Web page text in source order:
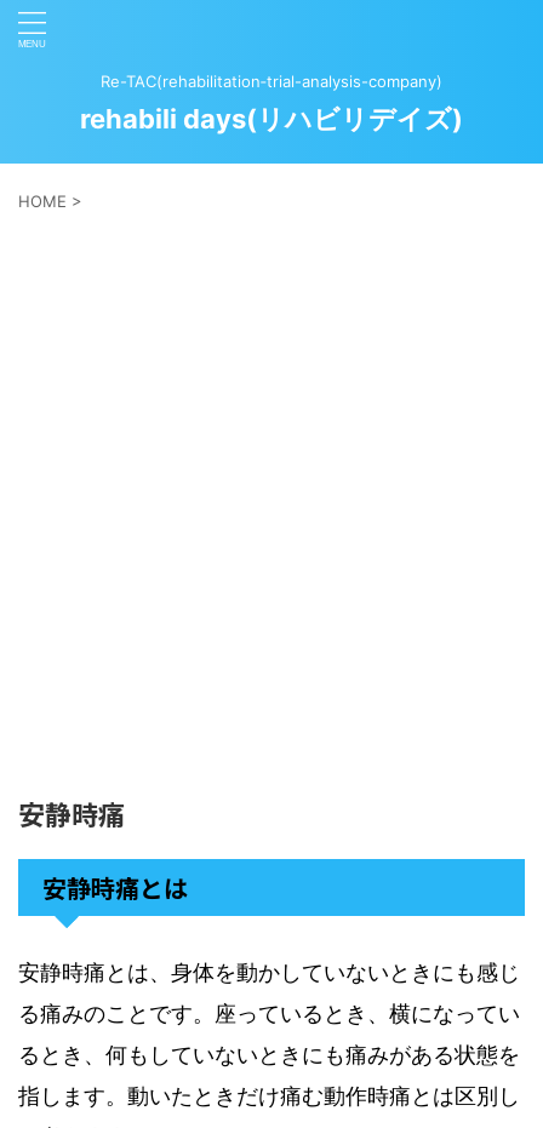
Re-TAC(rehabilitation‐trial-analysis-company)
rehabili days(リハビリデイズ)
HOME >
安静時痛
安静時痛とは
安静時痛とは、身体を動かしていないときにも感じ
る痛みのことです。座っているとき、横になってい
るとき、何もしていないときにも痛みがある状態を
指します。動いたときだけ痛む動作時痛とは区別し